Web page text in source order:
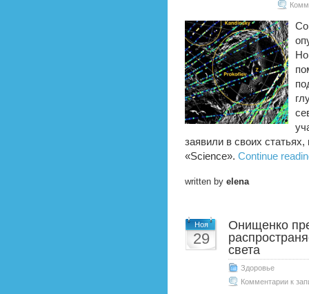
заявили в своих
«Science». Continue
written by elena
Ноя
29
Онищенко
света
Здоровье
Комментарии к